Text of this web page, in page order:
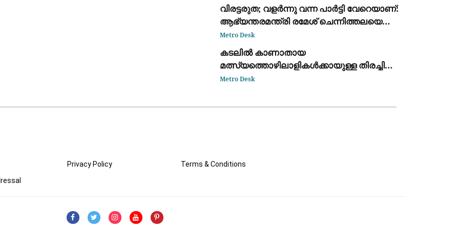
വാട്ട്‌സ്ആപ്പ്
വിരട്ടരുത; വളർന്നു വന്ന പാർട്ടി വേറെയാണ്:
ആഭ്യന്തരമന്ത്രി രമേശ് ചെന്നിത്തലയെ
വെല്ലുവിളിച്ച് അർജുൻ ആയങ്കി
Metro Desk
കടലിൽ കാണാതായ
മത്സ്യത്തൊഴിലാളികൾക്കായുള്ള തിരച്ചിൽ
മന്ദഗതിയിലെന്ന് ആരോപണം:
Metro Desk
Privacy Policy
Terms & Conditions